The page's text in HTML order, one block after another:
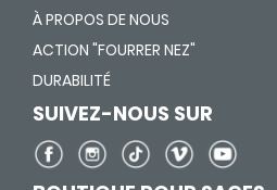
À PROPOS DE NOUS
ACTION "FOURRER NEZ"
DURABILITÉ
SUIVEZ-NOUS SUR